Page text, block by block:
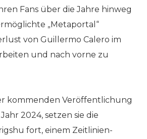
Fans über die Jahre hinweg
„Metaportal“
von Guillermo Calero im
und nach vorne zu
kommenden Veröffentlichung
2024, setzen sie die
fort, einem Zeitlinien-